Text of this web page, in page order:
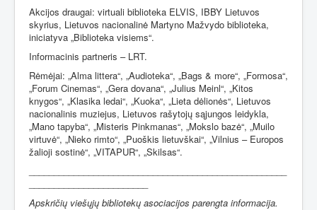
Akcijos draugai: virtuali biblioteka ELVIS, IBBY Lietuvos
skyrius, Lietuvos nacionalinė Martyno Mažvydo biblioteka,
iniciatyva „Biblioteka visiems“.
Informacinis partneris – LRT.
Rėmėjai: „Alma littera“, „Audioteka“, „Bags & more“, „Formosa“,
„Forum Cinemas“, „Gera dovana“, „Julius Meinl“, „Kitos
knygos“, „Klasika ledai“, „Kuoka“, „Lieta dėlionės“, Lietuvos
nacionalinis muziejus, Lietuvos rašytojų sąjungos leidykla,
„Mano tapyba“, „Misteris Pinkmanas“, „Mokslo bazė“, „Muilo
virtuvė“, „Nieko rimto“, „Puoškis lietuvškai“, „Vilnius – Europos
žalioji sostinė“, „VITAPUR“, „Skilsas“.
Apskričių viešųjų bibliotekų asociacijos parengta informacija.